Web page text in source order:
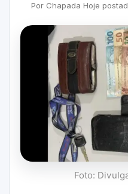
Por Chapada Hoje
Foto: